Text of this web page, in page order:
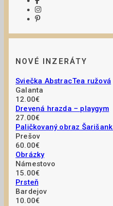
NOVÉ INZERÁTY
Sviečka AbstracTea ružová
Galanta
12.00€
Drevená hrazda – playgym
27.00€
Paličkovaný obraz
Prešov
60.00€
Obrázky
Námestovo
15.00€
Prsteň
Bardejov
10.00€